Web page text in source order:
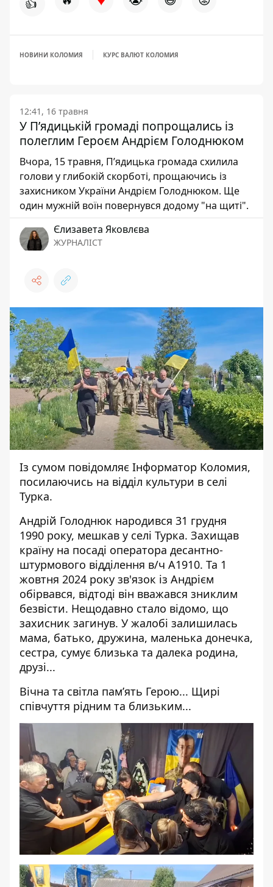
👍
НОВИНИ КОЛОМИЯ КУРС ВАЛЮТ КОЛОМИЯ
12:41, 16 травня
У Пʼядицькій громаді попрощались із
полеглим Героєм Андрієм Голоднюком
Вчора, 15 травня, Пʼядицька громада схилила
голови у глибокій скорботі, прощаючись із
захисником України Андрієм Голоднюком. Ще
один мужній воїн повернувся додому "на щиті".
Єлизавета Яковлєва
ЖУРНАЛІСТ
Із сумом повідомляє Інформатор Коломия,
посилаючись на відділ культури в селі
Турка.
Андрій Голоднюк народився 31 грудня
1990 року, мешкав у селі Турка. Захищав
країну на посаді оператора десантно-
штурмового відділення в/ч А1910. Та 1
жовтня 2024 року зв'язок із Андрієм
обірвався, відтоді він вважався зниклим
безвісти. Нещодавно стало відомо, що
захисник загинув. У жалобі залишилась
мама, батько, дружина, маленька донечка,
сестра, сумує близька та далека родина,
друзі...
Вічна та світла памʼять Герою... Щирі
співчуття рідним та близьким...